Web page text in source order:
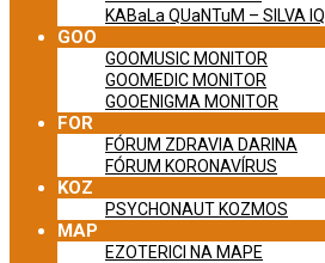
KABaLa QUaNTuM – SILVA IQ
GOO
GOOMUSIC MONITOR
GOOMEDIC MONITOR
GOOENIGMA MONITOR
FOR
FÓRUM ZDRAVIA DARINA
FÓRUM KORONAVÍRUS
KOZ
PSYCHONAUT KOZMOS
MAP
EZOTERICI NA MAPE